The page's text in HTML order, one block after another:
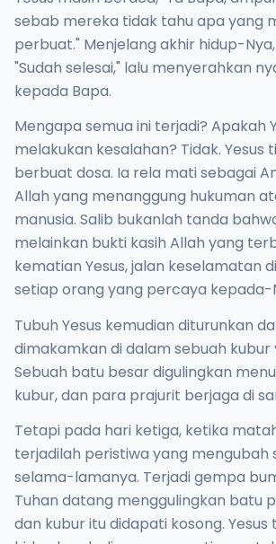
sebab mereka tidak tahu apa yang
perbuat." Menjelang akhir hidup-
"Sudah selesai," lalu menyerahkan
kepada Bapa.
Mengapa semua ini terjadi? Apakah
melakukan kesalahan? Tidak. Yesus
berbuat dosa. Ia rela mati sebagai
Allah yang menanggung hukuman
manusia. Salib bukanlah tanda
melainkan bukti kasih Allah yang
kematian Yesus, jalan keselamatan
setiap orang yang percaya kepada-
Tubuh Yesus kemudian diturunkan
dimakamkan di dalam sebuah kubur
Sebuah batu besar digulingkan
kubur, dan para prajurit berjaga di
Tetapi pada hari ketiga, ketika
terjadilah peristiwa yang mengubah
selama-lamanya. Terjadi gempa
Tuhan datang menggulingkan batu
dan kubur itu didapati kosong.